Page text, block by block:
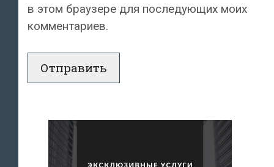
в этом браузере для последующих моих
комментариев.